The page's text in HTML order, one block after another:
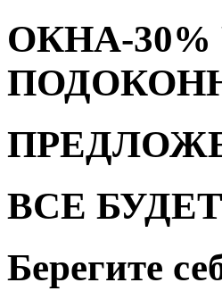
ОКНА-
ВСЕ
Берегите